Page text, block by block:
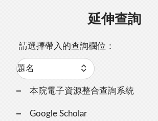
延伸查詢
請選擇帶入的查詢欄位：
本院電子資源整合查詢系統
Google Scholar